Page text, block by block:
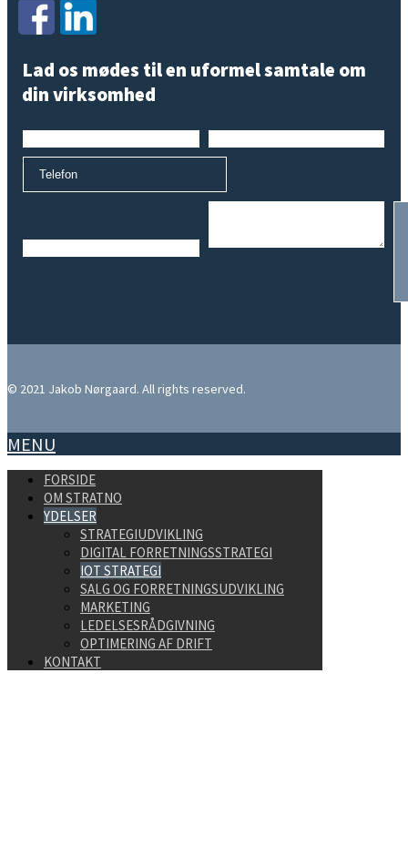
Lad os mødes til en uformel samtale om
din virksomhed
© 2021 Jakob Nørgaard. All rights reserved.
MENU
FORSIDE
OM STRATNO
YDELSER
STRATEGIUDVIKLING
DIGITAL FORRETNINGSSTRATEGI
IOT STRATEGI
SALG OG FORRETNINGSUDVIKLING
MARKETING
LEDELSESRÅDGIVNING
OPTIMERING AF DRIFT
KONTAKT